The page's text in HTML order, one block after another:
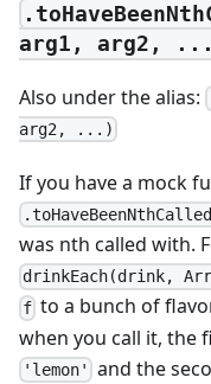
arg1, arg2,
Also under the alias:
arg2, ...)
If you have a mock
was nth called with.
drinkEach(drink,
f to a bunch of
when you call it, the
'lemon' and the